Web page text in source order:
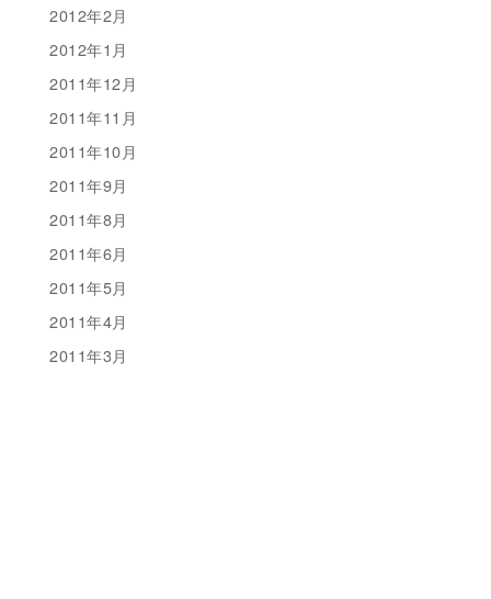
2012年2月
2012年1月
2011年12月
2011年11月
2011年10月
2011年9月
2011年8月
2011年6月
2011年5月
2011年4月
2011年3月